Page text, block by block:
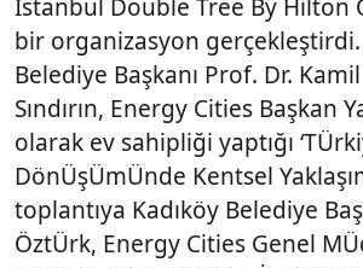
İstanbul Double Tree By Hilton
bir organizasyon
Belediye Başkanı Prof. Dr.
Sındırın, Energy Cities Başkan
olarak ev sahipliği yaptığı
DönÜşÜmÜnde Kentsel
toplantıya Kadıköy Belediye
ÖztÜrk, Energy Cities Genel